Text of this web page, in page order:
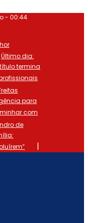
- 00:44
Último dia:
termina
para
com
de
|